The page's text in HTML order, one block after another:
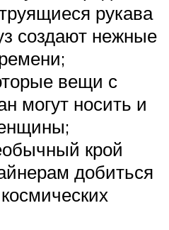
рукава
создают нежные
вещи с
могут носить и
крой
добиться